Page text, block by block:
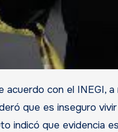
que es inseguro
indicó que evidencia